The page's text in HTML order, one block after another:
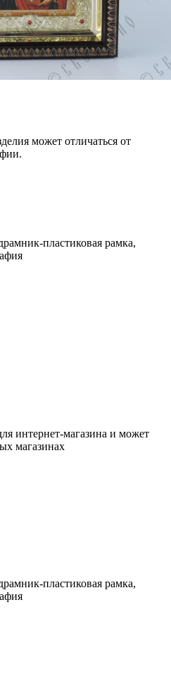
может отличаться от
пластиковая рамка,
интернет-магазина и может
магазинах
пластиковая рамка,